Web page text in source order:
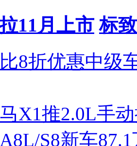
11月上市 标
8折优惠中级
X1推2.0L手
S8新车